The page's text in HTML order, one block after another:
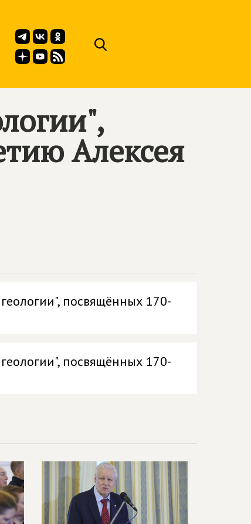
Алексея
посвящённых 170-
посвящённых 170-